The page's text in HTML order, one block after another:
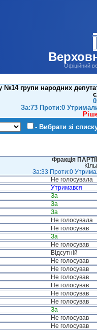
Офіційний
№14 групи народних
За:73 Проти:0
- Вибрати зі
Фракція
За:33 Проти:0
Не голосувала
Утримався
За
За
За
Не голосувала
Не голосував
За
Не голосував
Відсутній
Не голосував
Не голосував
Не голосував
Не голосував
Не голосував
Не голосував
За
Не голосував
Не голосував